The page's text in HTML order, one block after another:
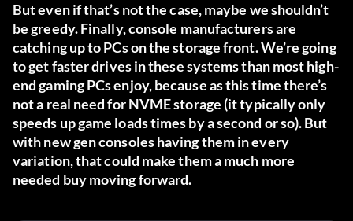
But even if that’s not the case, maybe we shouldn’t
be greedy. Finally, console manufacturers are
catching up to PCs on the storage front. We’re going
to get faster drives in these systems than most high-
end gaming PCs enjoy, because as this time there’s
not a real need for NVME storage (it typically only
speeds up game loads times by a second or so). But
with new gen consoles having them in every
variation, that could make them a much more
needed buy moving forward.